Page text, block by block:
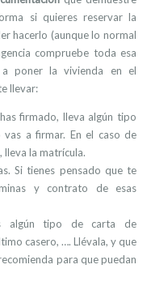
si quieres reservar la
hacerlo (aunque lo normal
compruebe toda esa
a poner la vivienda en el
llevar:
firmado, lleva algún tipo
a firmar. En el caso de
lleva la matrícula.
Si tienes pensado que te
y contrato de esas
algún tipo de carta de
casero, …. Llévala, y que
para que puedan